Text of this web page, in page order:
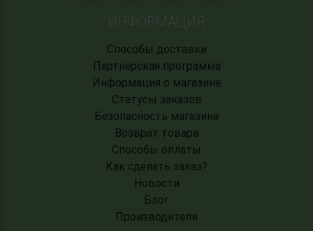
ИНФОРМАЦИЯ
Способы доставки
Партнёрская программа
Информация о магазине
Статусы заказов
Безопасность магазина
Возврат товара
Способы оплаты
Как сделать заказ?
Новости
Блог
Производители